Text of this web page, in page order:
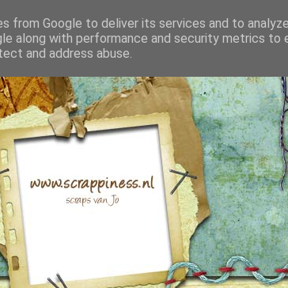
from Google to deliver its services and to
along with performance and security metrics to
and address abuse.